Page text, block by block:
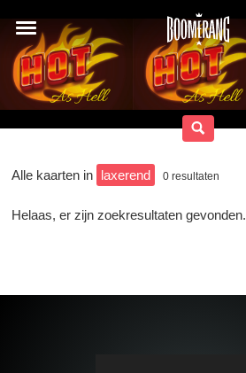
Alle kaarten in laxerend 0 resultaten
Helaas, er zijn zoekresultaten gevonden.